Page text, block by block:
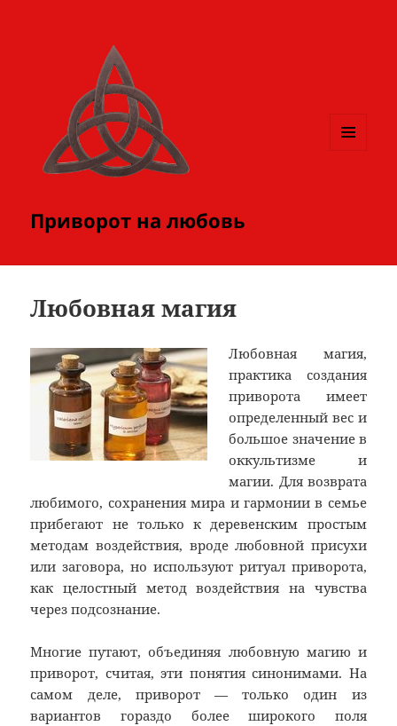
Приворот на любовь
Любовная магия
Любовная магия,
практика создания
приворота имеет
определенный вес и
большое значение в
оккультизме и
магии. Для возврата
любимого, сохранения мира и гармонии в семье
прибегают не только к деревенским простым
методам воздействия, вроде любовной присухи
или заговора, но используют ритуал приворота,
как целостный метод воздействия на чувства
через подсознание.
Многие путают, объединяя любовную магию и
приворот, считая, эти понятия синонимами. На
самом деле, приворот — только один из
вариантов гораздо более широкого поля